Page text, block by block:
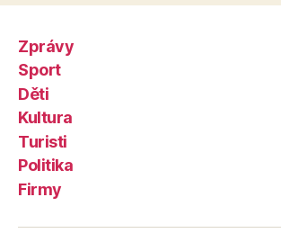
Zprávy
Sport
Děti
Kultura
Turisti
Politika
Firmy